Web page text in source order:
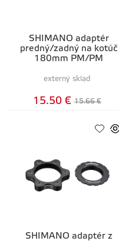
SHIMANO adaptér
predný/zadný na kotúč
180mm PM/PM
externý sklad
15.50 € 15.66 €
SHIMANO adaptér z